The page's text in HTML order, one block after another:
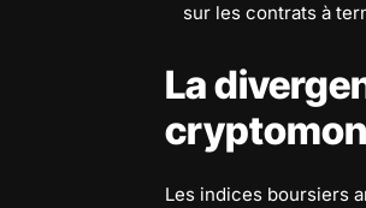
sur les contrats à
La
Les indices boursiers